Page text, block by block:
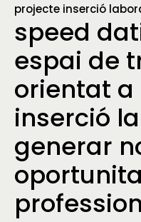
projecte inserció
speed
espai de
orientat
inserció
generar